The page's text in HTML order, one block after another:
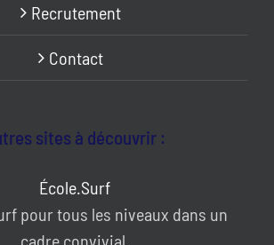
Recrutement
Contact
sites à découvrir :
École.Surf
pour tous les niveaux dans un
cadre convivial.